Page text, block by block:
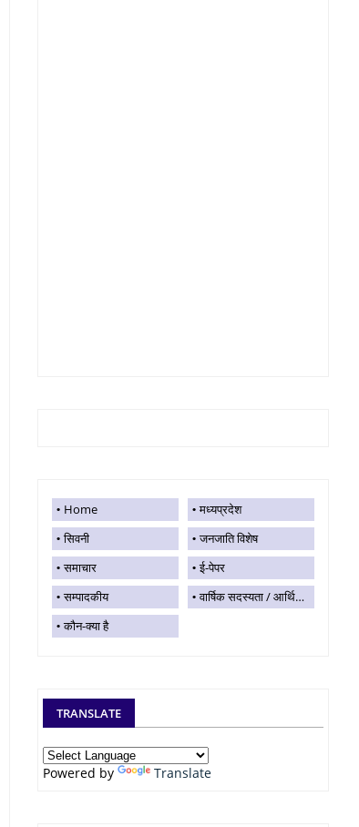
Home
मध्यप्रदेश
सिवनी
जनजाति विशेष
समाचार
ई-पेपर
सम्पादकीय
वार्षिक सदस्यता / आर्थिक सहयोग
कौन-क्या है
TRANSLATE
Powered by Translate